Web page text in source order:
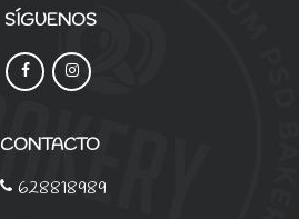
SÍGUENOS
CONTACTO
628818989